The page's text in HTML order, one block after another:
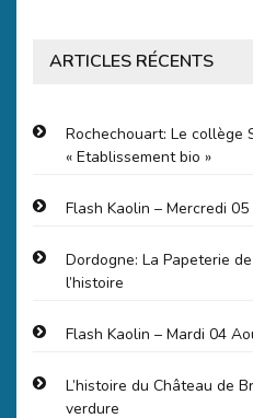
ARTICLES RÉCENTS
Rochechouart: Le collège
« Etablissement bio »
Flash Kaolin – Mercredi
Dordogne: La Papeterie
l’histoire
Flash Kaolin – Mardi 04
L’histoire du Château de
verdure